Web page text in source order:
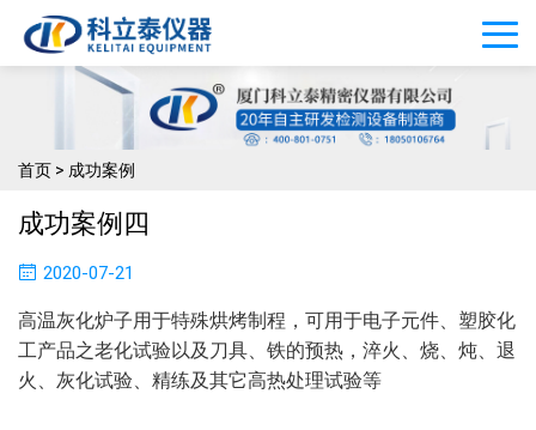
首页 > 成功案例
成功案例四
2020-07-21
高温灰化炉子用于特殊烘烤制程，可用于电子元件、塑胶化
工产品之老化试验以及刀具、铁的预热，淬火、烧、炖、退
火、灰化试验、精练及其它高热处理试验等